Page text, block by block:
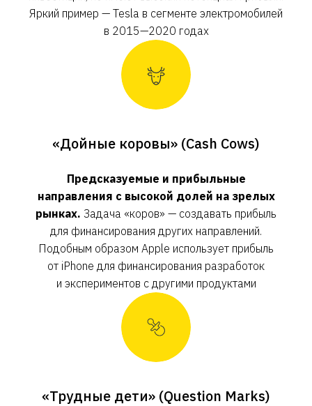
Яркий пример — Tesla в сегменте электромобилей
в 2015—2020 годах
«Дойные коровы» (Cash Cows)
Предсказуемые и прибыльные
направления с высокой долей на зрелых
рынках. Задача «коров» — создавать прибыль
для финансирования других направлений.
Подобным образом Apple использует прибыль
от iPhone для финансирования разработок
и экспериментов с другими продуктами
«Трудные дети» (Question Marks)